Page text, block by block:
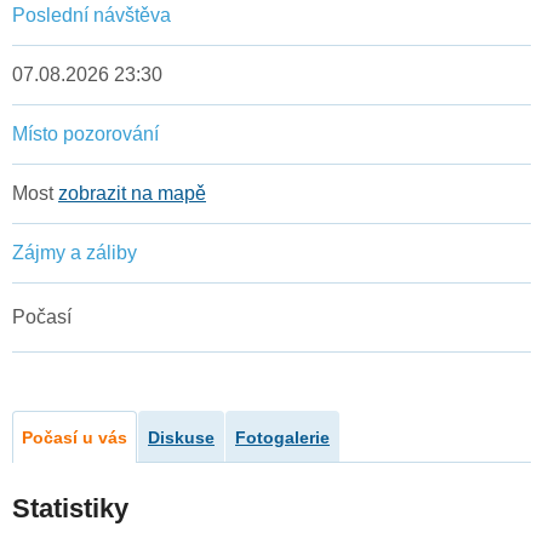
Poslední návštěva
07.08.2026 23:30
Místo pozorování
Mostzobrazit na mapě
Zájmy a záliby
Počasí
Počasí u vás Diskuse Fotogalerie
Statistiky